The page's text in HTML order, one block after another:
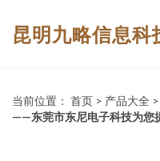
昆明九略信息科
当前位置： 首页 > 产品大全 >
——东莞市东尼电子科技为您